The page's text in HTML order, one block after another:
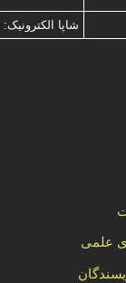
شاپا الکترونیک:
علمی